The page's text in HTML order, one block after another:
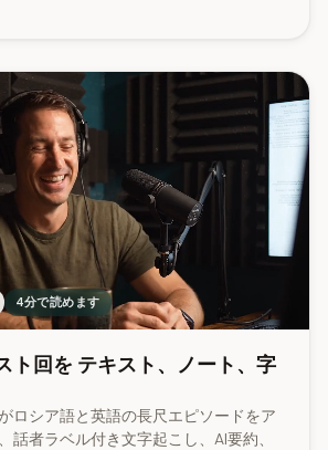
4分で読めます
ト回を テキスト、ノート、字
ロシア語と英語の長尺エピソードをア
話者ラベル付き文字起こし、AI要約、